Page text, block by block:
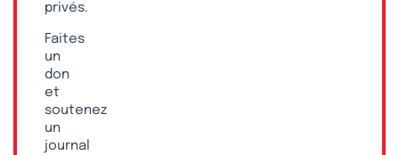
privés.
Faites
un
don
et
soutenez
un
journal